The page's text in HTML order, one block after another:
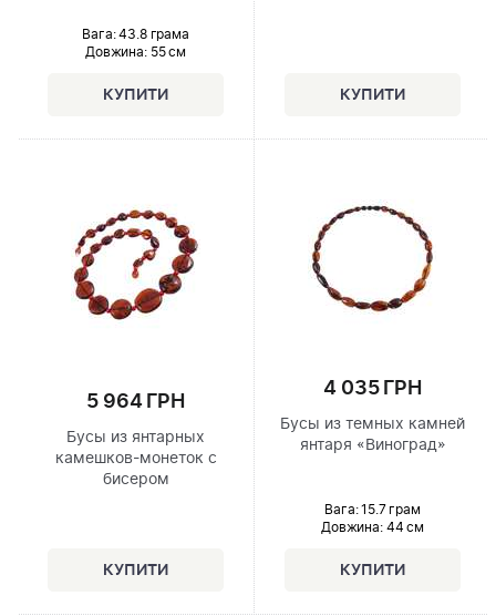
Вага: 43.8 грама
Довжина:55 см
5 964 ГРН
Бусы из янтарных
камешков-монеток с
бисером
4 035 ГРН
Бусы из темных камней
янтаря «Виноград»
Вага: 15.7 грам
Довжина:44 см